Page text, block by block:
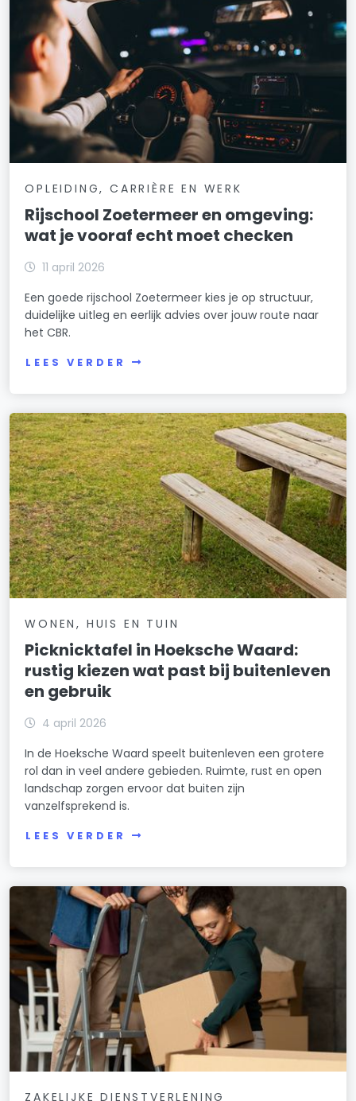
OPLEIDING, CARRIÈRE EN WERK
Rijschool Zoetermeer en omgeving:
wat je vooraf echt moet checken
11 april 2026
Een goede rijschool Zoetermeer kies je op structuur,
duidelijke uitleg en eerlijk advies over jouw route naar
het CBR.
LEES VERDER
WONEN, HUIS EN TUIN
Picknicktafel in Hoeksche Waard:
rustig kiezen wat past bij buitenleven
en gebruik
4 april 2026
In de Hoeksche Waard speelt buitenleven een grotere
rol dan in veel andere gebieden. Ruimte, rust en open
landschap zorgen ervoor dat buiten zijn
vanzelfsprekend is.
LEES VERDER
ZAKELIJKE DIENSTVERLENING